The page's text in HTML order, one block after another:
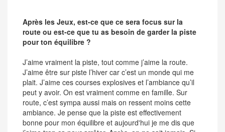
Après les Jeux, est-ce que ce sera focus sur la
route ou est-ce que tu as besoin de garder la piste
pour ton équilibre ?
J’aime vraiment la piste, tout comme j’aime la route.
J’aime être sur piste l’hiver car c’est un monde qui me
plait. J’aime ces courses explosives et l’ambiance qu’il
peut y avoir. On est vraiment comme en famille. Sur
route, c’est sympa aussi mais on ressent moins cette
ambiance. Je pense que la piste est effectivement
bonne pour mon équilibre et aujourd'hui je me dis que